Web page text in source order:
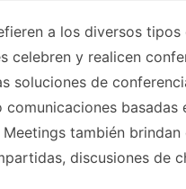
a los diversos
celebren y realicen
soluciones de
basadas
también
discusiones de